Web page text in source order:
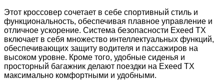
Этот кроссовер сочетает в себе спортивный стиль и
функциональность, обеспечивая плавное управление и
отличное ускорение. Система безопасности Exeed TX
включает в себя множество интеллектуальных функций,
обеспечивающих защиту водителя и пассажиров на
высоком уровне. Кроме того, удобные сиденья и
просторный багажник делают поездки на Exeed TX
максимально комфортными и удобными.